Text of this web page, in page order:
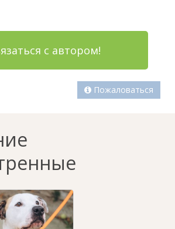
с автором!
Пожаловаться